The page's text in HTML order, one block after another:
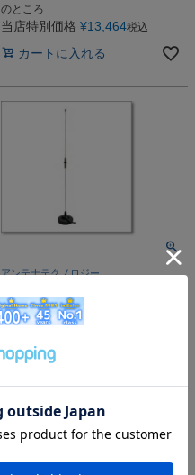
のところ
当店特別価格 ¥13,464税込
カートに入れる
アンテナテクノロジー
（MAT0303M351S) ノンラジ
アル 351MHz簡易デジタル用
アンテナマグネット【車載用】
M型【0.6m】距離★★★★☆
メーカー希望小売価格
のところ
当店特別価格
カートに入れる